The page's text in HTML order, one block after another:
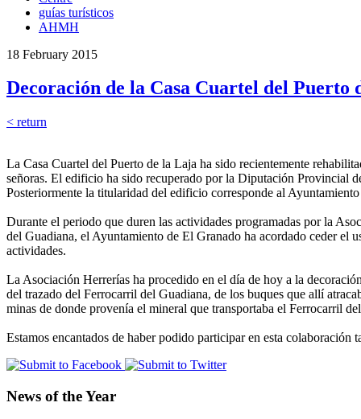
guías turísticos
AHMH
18 February 2015
Decoración de la Casa Cuartel del Puerto
< return
La Casa Cuartel del Puerto de la Laja ha sido recientemente
señoras. El edificio ha sido recuperado por la Diputación Provincial
Posteriormente la titularidad del edificio corresponde al
Durante el periodo que duren las actividades programadas por la
del Guadiana, el Ayuntamiento de El Granado ha acordado ceder el
actividades.
La Asociación Herrerías ha procedido en el día de hoy a la
del trazado del Ferrocarril del Guadiana, de los buques que allí
minas de donde provenía el mineral que transportaba el Ferrocarril
Estamos encantados de haber podido participar en esta colaboración
News of the Year